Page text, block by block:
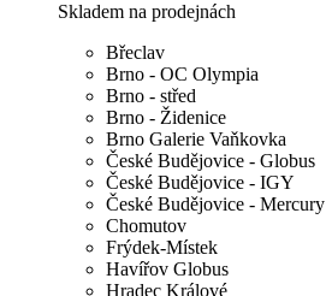
Skladem na prodejnách
Břeclav
Brno - OC Olympia
Brno - střed
Brno - Židenice
Brno Galerie Vaňkovka
České Budějovice - Globus
České Budějovice - IGY
České Budějovice - Mercury
Chomutov
Frýdek-Místek
Havířov Globus
Hradec Králové